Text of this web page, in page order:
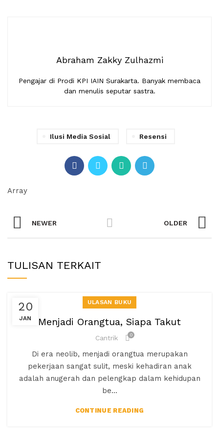
Abraham Zakky Zulhazmi
Pengajar di Prodi KPI IAIN Surakarta. Banyak membaca
dan menulis seputar sastra.
Ilusi Media Sosial Resensi
Array
NEWER OLDER
TULISAN TERKAIT
20
JAN
ULASAN BUKU
Menjadi Orangtua, Siapa Takut
Cantrik 0
Di era neolib, menjadi orangtua merupakan
pekerjaan sangat sulit, meski kehadiran anak
adalah anugerah dan pelengkap dalam kehidupan
be...
CONTINUE READING